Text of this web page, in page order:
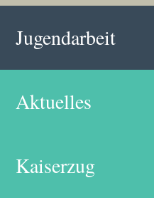
Jugendarbeit
Aktuelles
Kaiserzug